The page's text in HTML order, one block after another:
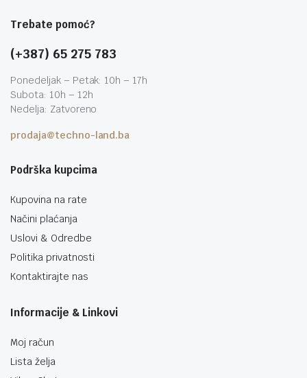
Trebate pomoć?
(+387) 65 275 783
Ponedeljak – Petak: 10h – 17h
Subota: 10h – 12h
Nedelja: Zatvoreno
prodaja@techno-land.ba
Podrška kupcima
Kupovina na rate
Načini plaćanja
Uslovi & Odredbe
Politika privatnosti
Kontaktirajte nas
Informacije & Linkovi
Moj račun
Lista želja